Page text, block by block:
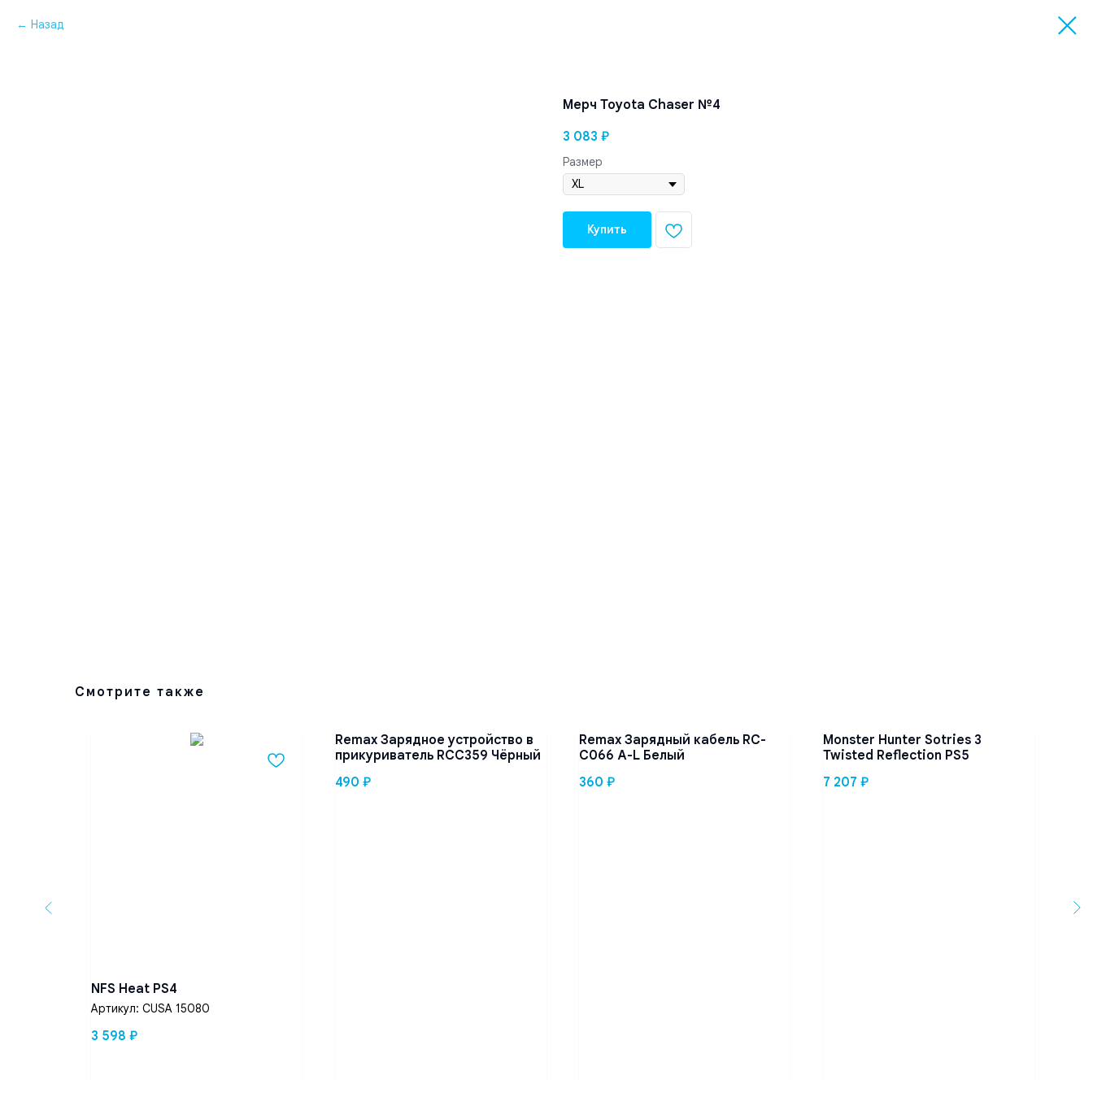
Назад
Мерч Toyota Chaser №4
3 083 ₽
Размер
Купить
Смотрите также
NFS Heat PS4
Артикул: CUSA 15080
3 598 ₽
Remax Зарядное устройство в
прикуриватель RCC359 Чёрный
490 ₽
Remax Зарядный кабель RC-
C066 A-L Белый
360 ₽
Monster Hunter Sotries 3
Twisted Reflection PS5
7 207 ₽